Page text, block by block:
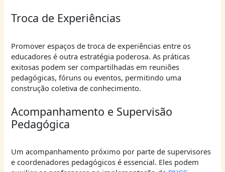
Troca de Experiências
Promover espaços de troca de experiências entre os
educadores é outra estratégia poderosa. As práticas
exitosas podem ser compartilhadas em reuniões
pedagógicas, fóruns ou eventos, permitindo uma
construção coletiva de conhecimento.
Acompanhamento e Supervisão
Pedagógica
Um acompanhamento próximo por parte de supervisores
e coordenadores pedagógicos é essencial. Eles podem